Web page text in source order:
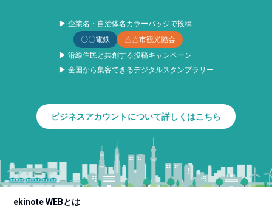
▶ 企業名・自治体名カラーバッジで投稿
〇〇電鉄
△△市観光協会
▶ 沿線住民と共創する投稿キャンペーン
▶ 全国から集客できるデジタルスタンプラリー
ビジネスアカウントについて詳しくはこちら
ekinote WEBとは